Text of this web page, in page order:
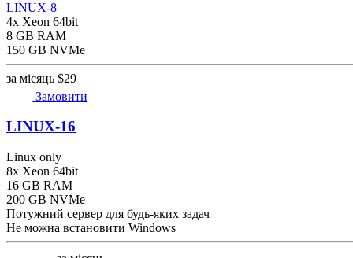
LINUX-8
4x Xeon 64bit
8 GB RAM
150 GB NVMe
за місяць $29
Замовити
LINUX-16
Linux only
8x Xeon 64bit
16 GB RAM
200 GB NVMe
Потужний сервер для будь-яких задач
Не можна встановити Windows